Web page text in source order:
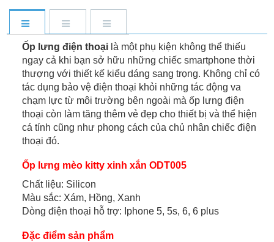
Ốp lưng điện thoại là một phụ kiện không thể thiếu
ngay cả khi bạn sở hữu những chiếc smartphone thời
thượng với thiết kế kiểu dáng sang trọng. Không chỉ có
tác dụng bảo vệ điện thoại khỏi những tác động va
chạm lực từ môi trường bên ngoài mà ốp lưng điện
thoại còn làm tăng thêm vẻ đẹp cho thiết bị và thể hiện
cá tính cũng như phong cách của chủ nhân chiếc điện
thoại đó.
Ốp lưng mèo kitty xinh xắn ODT005
Chất liệu: Silicon
Màu sắc: Xám, Hồng, Xanh
Dòng điện thoại hỗ trợ: Iphone 5, 5s, 6, 6 plus
Đặc điểm sản phẩm